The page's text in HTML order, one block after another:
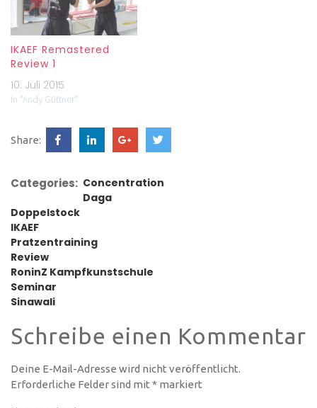
IKAEF Remastered
Review 1
10. Juli 2015
In "Andy Güttner"
Share:
Categories: Concentration
Daga
Doppelstock
IKAEF
Pratzentraining
Review
RoninZ Kampfkunstschule
Seminar
Sinawali
Schreibe einen Kommentar
Deine E-Mail-Adresse wird nicht veröffentlicht.
Erforderliche Felder sind mit * markiert